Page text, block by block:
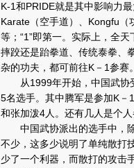
K-1和PRIDE就是其中影响力
Karate（空手道）、Kongfu（
等；“1”即第一。实际上，全
摔跤还是跆拳道、传统泰拳、
杂的功夫，都可前往K－1参赛。
从1999年开始，中国武协
5名选手。其中腾军是参加K－
和张加泼4人。还有几人是个人
中国武协派出的选手中，除
不少，这多少说明了单纯散打
少了一个利器，而散打的攻击